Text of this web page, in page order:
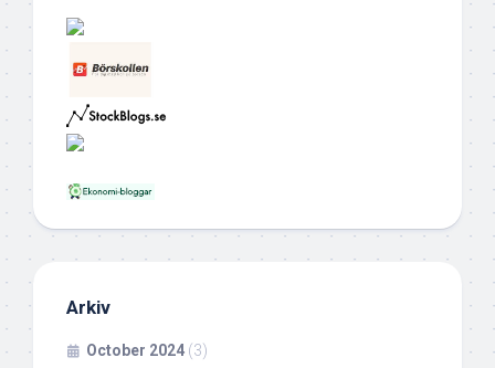
Arkiv
October 2024 (3)